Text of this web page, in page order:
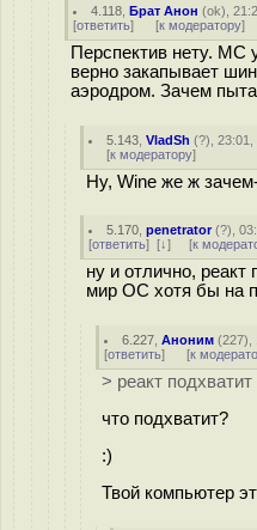
4.118 ,Брат Анон (ok),
[ответить] [к модератору]
Перспектив нету. МС
верно закапывает
аэродром. Зачем
5.143 ,VladSh (?), 23:01,
[к модератору]
Ну, Wine же ж
5.170 ,penetrator(?),
[ответить] [↓] [к
ну и отлично,
мир ОС хотя бы на
6.227 ,Аноним (227),
[ответить] [к
> реакт подхватит
что подхватит?
:)
Твой компьютер